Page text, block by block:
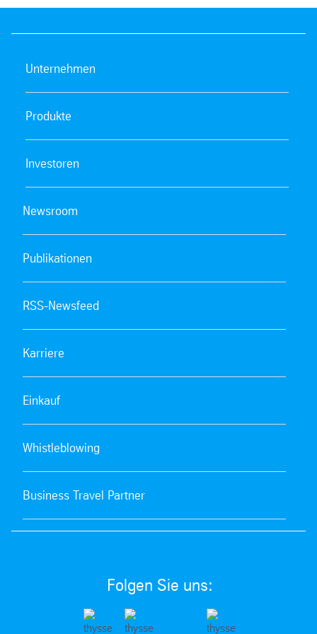
Unternehmen
Produkte
Investoren
Newsroom
Publikationen
RSS-Newsfeed
Karriere
Einkauf
Whistleblowing
Business Travel Partner
Folgen Sie uns: